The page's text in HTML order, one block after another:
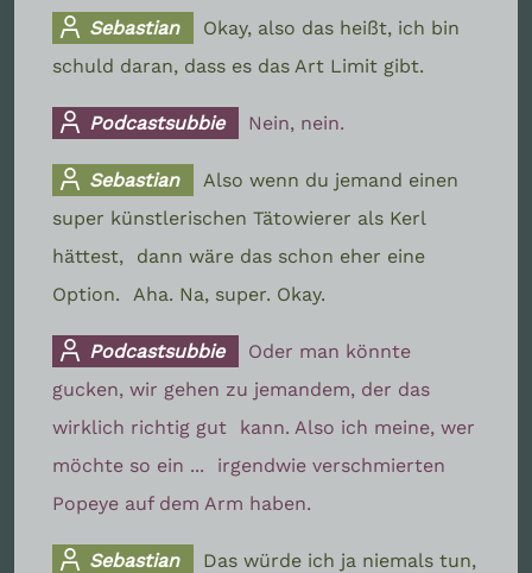
Sebastian
Okay, also das heißt, ich bin
schuld daran, dass es das Art Limit gibt.
Podcastsubbie Nein, nein.
Sebastian
Also wenn du jemand einen
super künstlerischen Tätowierer als Kerl
hättest,
dann wäre das schon eher eine
Option.
Aha. Na, super. Okay.
Podcastsubbie
Oder man könnte
gucken, wir gehen zu jemandem, der das
wirklich richtig gut
kann. Also ich meine, wer
möchte so ein ...
irgendwie verschmierten
Popeye auf dem Arm haben.
Sebastian
Das würde ich ja niemals tun,